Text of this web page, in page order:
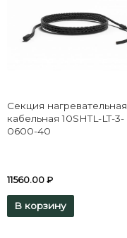
Секция нагревательная
кабельная 10SHTL-LT-3-
0600-40
11560.00 ₽
В корзину